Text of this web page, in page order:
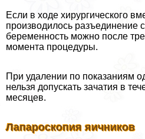
Если в ходе хирургического
производилось разъединение
беременность можно после
момента процедуры.
При удалении по показаниям
нельзя допускать зачатия в
месяцев.
Лапароскопия яичников